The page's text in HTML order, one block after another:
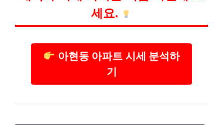
세요.
아현동 아파트 시세 분석하
기